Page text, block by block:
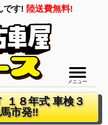
です! 陸送費無料!
メニュー
１８年式 車検３
市発‼